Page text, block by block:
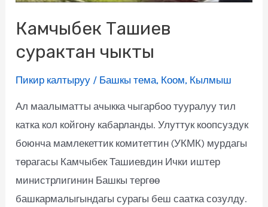
Камчыбек Ташиев
сурактан чыкты
Пикир калтыруу / Башкы тема, Коом, Кылмыш
Ал маалыматты ачыкка чыгарбоо тууралуу тил
катка кол койгону кабарланды. Улуттук коопсуздук
боюнча мамлекеттик комитеттин (УКМК) мурдагы
төрагасы Камчыбек Ташиевдин Ички иштер
министрлигинин Башкы тергөө
башкармалыгындагы сурагы беш саатка созулду.